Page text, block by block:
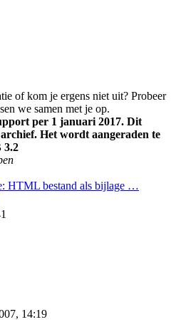
of kom je ergens niet uit? Probeer
we samen met je op.
per 1 januari 2017. Dit
Het wordt aangeraden te
3.2
HTML bestand als bijlage …
14:19